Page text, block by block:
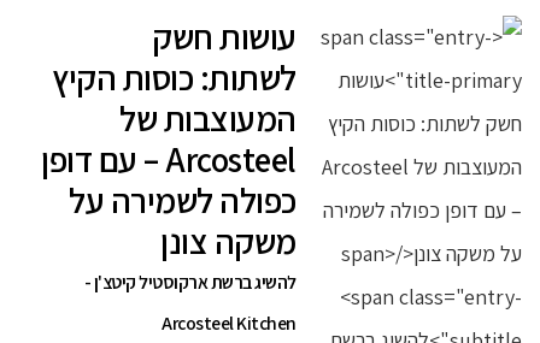
עושות חשק
לשתות: כוסות הקיץ
המעוצבות של
Arcosteel – עם דופן
כפולה לשמירה על
משקה צונן
להשיג ברשת ארקוסטיל קיטצ'ן -
Arcosteel Kitchen